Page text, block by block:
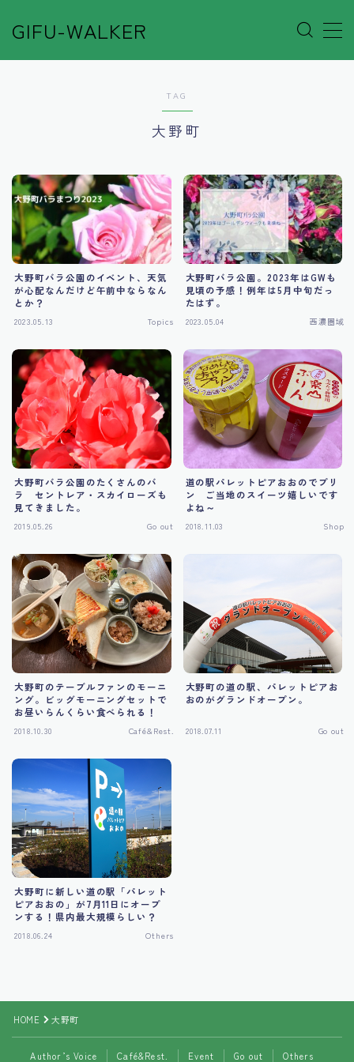
GIFU-WALKER
MENU
Event
Go out
Others
Tourism
TAG
大野町
大野町バラ公園のイベント、天気
が心配なんだけど午前中ならなん
とか？
2023.05.13 Topics
大野町バラ公園。2023年はGWも
見頃の予感！例年は5月中旬だっ
たはず。
2023.05.04 西濃圏域
大野町バラ公園のたくさんのバ
ラ セントレア・スカイローズも
見てきました。
2019.05.26 Go out
道の駅パレットピアおおのでプリ
ン ご当地のスイーツ嬉しいです
よね～
2018.11.03 Shop
大野町のテーブルファンのモーニ
ング。ビッグモーニングセットで
お昼いらんくらい食べられる！
2018.10.30 Café&Rest.
大野町の道の駅、パレットピアお
おのがグランドオープン。
2018.07.11 Go out
大野町に新しい道の駅「パレット
ピアおおの」が7月11日にオープ
ンする！県内最大規模らしい？
2018.06.24 Others
HOME 大野町
Author’s Voice Café&Rest. Event Go out Others